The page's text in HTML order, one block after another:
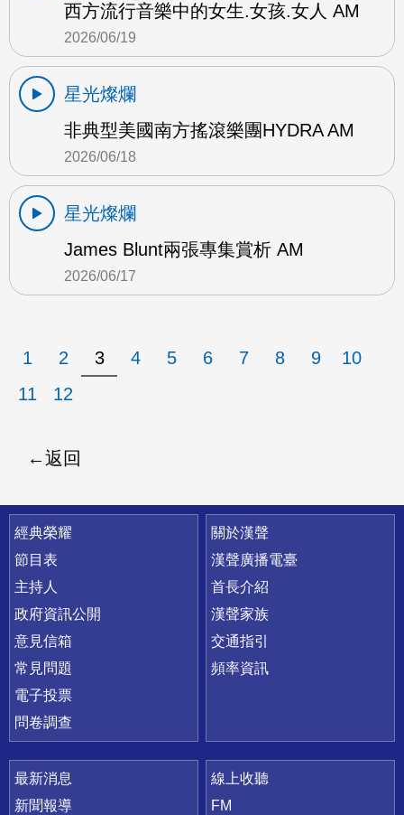
西方流行音樂中的女生.女孩.女人 AM
2026/06/19
星光燦爛
非典型美國南方搖滾樂團HYDRA AM
2026/06/18
星光燦爛
James Blunt兩張專集賞析 AM
2026/06/17
1 2 3 4 5 6 7 8 9
10
11
12
返回
快速連結
經典榮耀
節目表
主持人
政府資訊公開
意見信箱
常見問題
電子投票
問卷調查
關於漢聲
漢聲廣播電臺
首長介紹
漢聲家族
交通指引
頻率資訊
最新消息
新聞報導
線上收聽
FM